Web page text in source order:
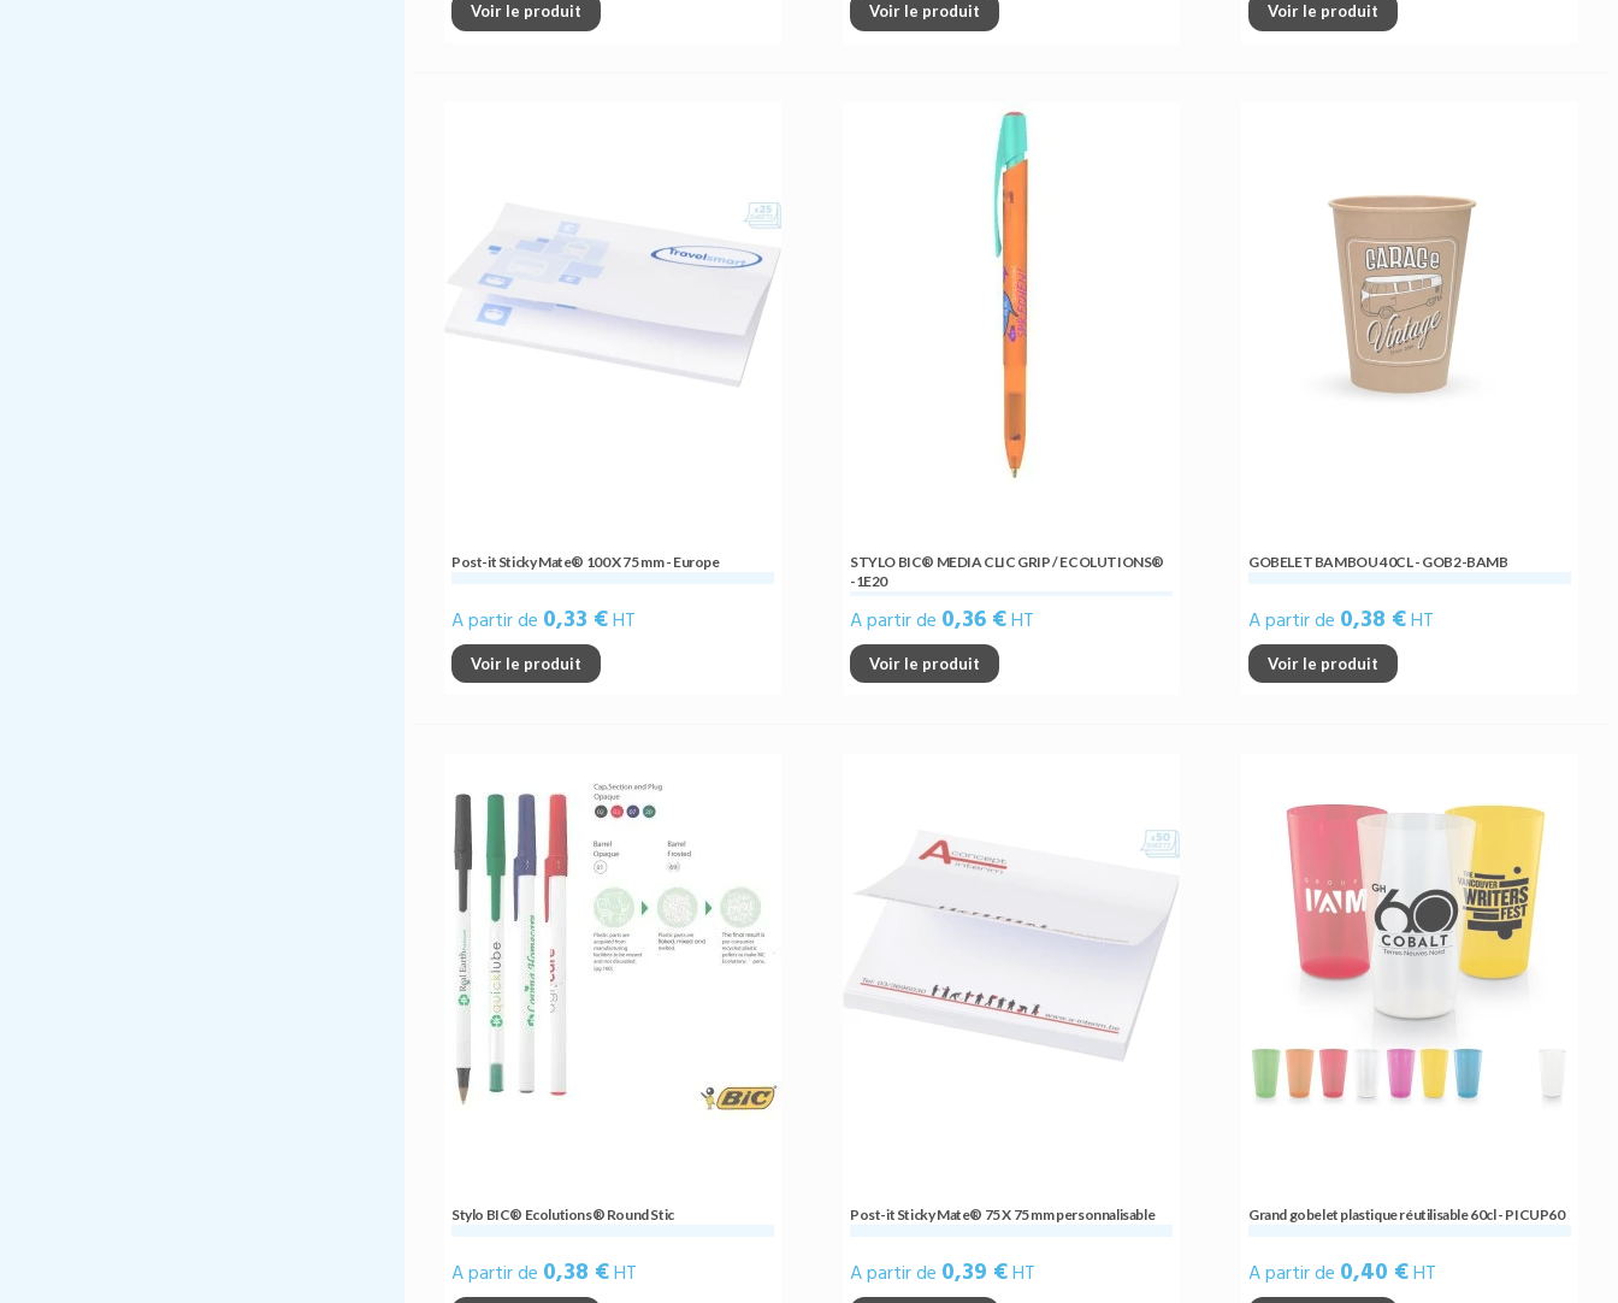
Voir le produit Voir le produit Voir le produit
Post-it Sticky Mate® 100 X 75 mm - Europe
A partir de 0,33 €HT
Voir le produit
STYLO BIC® MEDIA CLIC GRIP / ECOLUTIONS®
-1E20
A partir de 0,36 €HT
Voir le produit
GOBELET BAMBOU 40CL - GOB2-BAMB
A partir de 0,38 €HT
Voir le produit
Stylo BIC® Ecolutions® Round Stic
A partir de 0,38 €HT
Post-it Sticky Mate® 75 X 75 mm personnalisable
A partir de 0,39 €HT
Grand gobelet plastique réutilisable 60cl - PICUP60
A partir de 0,40 €HT